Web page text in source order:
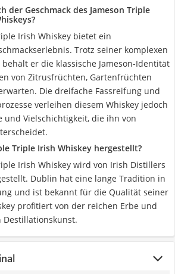
der Geschmack des Jameson Triple
Irish Whiskey bietet ein
Trotz seiner komplexen
er die klassische Jameson-Identität
von Zitrusfrüchten, Gartenfrüchten
Die dreifache Fassreifung und
verleihen diesem Whiskey jedoch
und Vielschichtigkeit, die ihn von
Triple Irish Whiskey hergestellt?
Irish Whiskey wird von Irish Distillers
Dublin hat eine lange Tradition in
und ist bekannt für die Qualität seiner
profitiert von der reichen Erbe und
Destillationskunst.